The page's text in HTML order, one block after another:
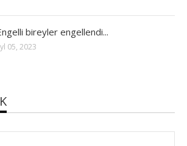
bireyler engellendi...
05, 2023